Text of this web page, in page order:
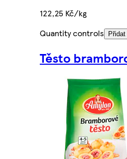
122,25 Kč/kg
Quantity controls
Přidat
Těsto